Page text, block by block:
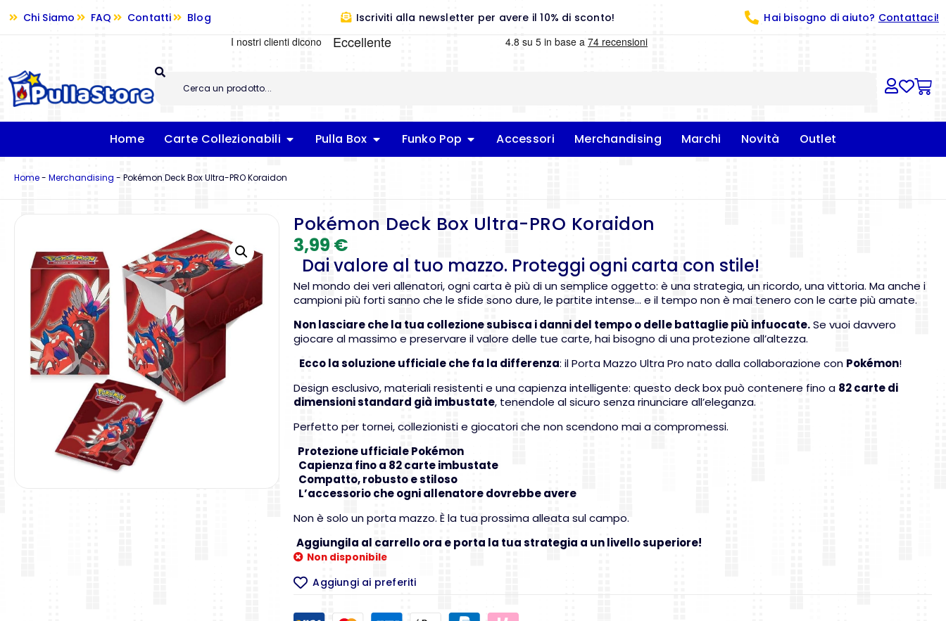
Chi Siamo FAQ Contatti Blog Iscriviti alla newsletter per avere il 10% di sconto! Hai bisogno di aiuto? Contattaci!
Home Carte Collezionabili Pulla Box Funko Pop Accessori Merchandising Marchi Novità Outlet
Home- Merchandising - Pokémon Deck Box Ultra-PRO Koraidon
Pokémon Deck Box Ultra-PRO Koraidon
3,99 €
Dai valore al tuo mazzo. Proteggi ogni carta con stile!
Nel mondo dei veri allenatori, ogni carta è più di un semplice oggetto: è una strategia, un ricordo, una vittoria. Ma anche i
campioni più forti sanno che le sfide sono dure, le partite intense… e il tempo non è mai tenero con le carte più amate.
Non lasciare che la tua collezione subisca i danni del tempo o delle battaglie più infuocate.Se vuoi davvero
giocare al massimo e preservare il valore delle tue carte, hai bisogno di una protezione all’altezza.
Ecco la soluzione ufficiale che fa la differenza: il Porta Mazzo Ultra Pro nato dalla collaborazione con Pokémon!
Design esclusivo, materiali resistenti e una capienza intelligente: questo deck box può contenere fino a 82 carte di
dimensioni standard già imbustate, tenendole al sicuro senza rinunciare all’eleganza.
Perfetto per tornei, collezionisti e giocatori che non scendono mai a compromessi.
Protezione ufficiale Pokémon
Capienza fino a 82 carte imbustate
Compatto, robusto e stiloso
L’accessorio che ogni allenatore dovrebbe avere
Non è solo un porta mazzo. È la tua prossima alleata sul campo.
Aggiungila al carrello ora e porta la tua strategia a un livello superiore!
Non disponibile
Aggiungi ai preferiti